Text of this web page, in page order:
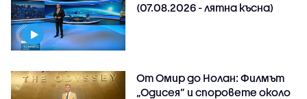
(07.08.2026 - лятна късна)
От Омир до Нолан: Филмът
„Одисея” и споровете около